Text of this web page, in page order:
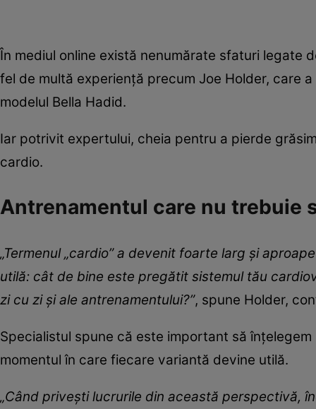
În mediul online există nenumărate sfaturi legate
fel de multă experiență precum Joe Holder, care
modelul Bella Hadid.
Iar potrivit expertului, cheia pentru a pierde
cardio.
Antrenamentul care nu trebuie
„Termenul „cardio” a devenit foarte larg și
utilă: cât de bine este pregătit sistemul tău
zi cu zi și ale antrenamentului?”, spune Holder,
Specialistul spune că este important să
momentul în care fiecare variantă devine utilă.
„Când privești lucrurile din această perspectivă,